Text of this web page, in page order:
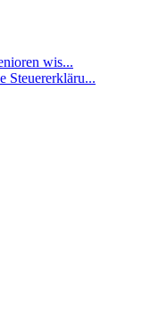
wis...
Steuererkläru...